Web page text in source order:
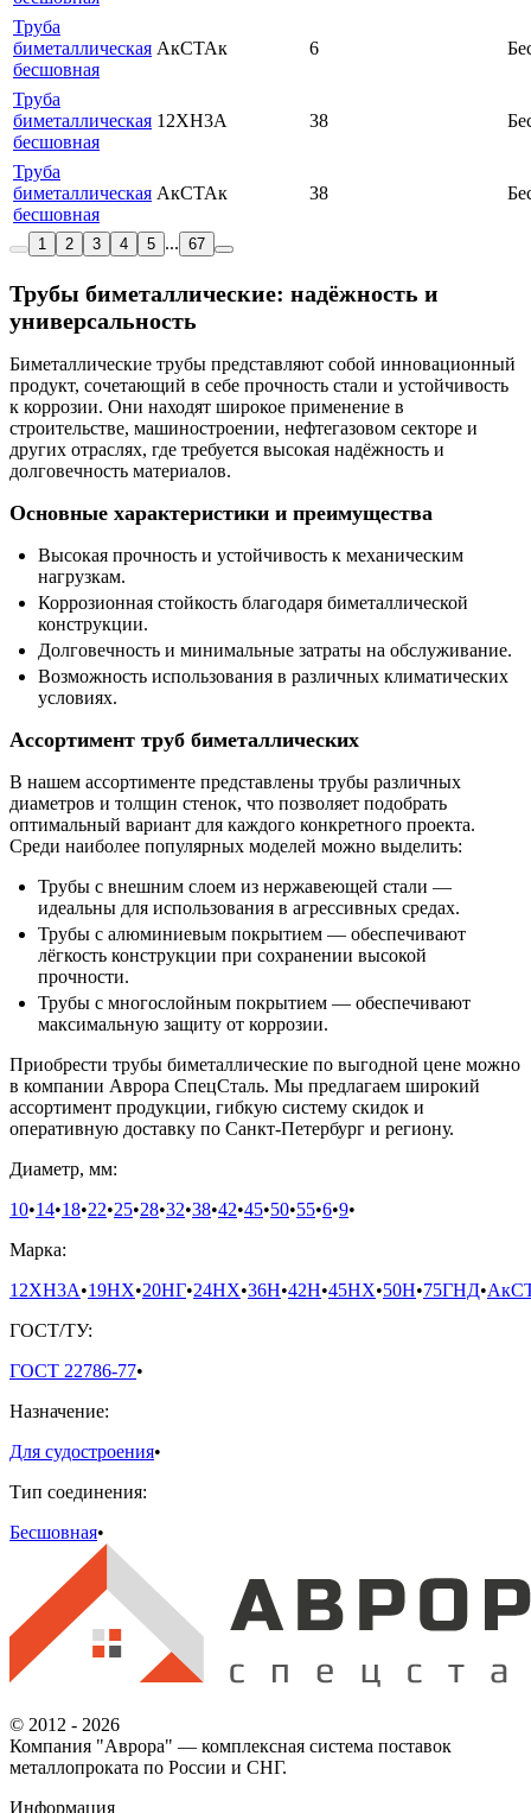
Труба
биметаллическая
бесшовная
АкСТАк 6
Труба
биметаллическая
бесшовная
12ХН3А 38
Труба
биметаллическая
бесшовная
АкСТАк 38
1 2 3 4 5 ... 67
Трубы биметаллические: надёжность и
универсальность
Биметаллические трубы представляют собой инновационный
продукт, сочетающий в себе прочность стали и устойчивость
к коррозии. Они находят широкое применение в
строительстве, машиностроении, нефтегазовом секторе и
других отраслях, где требуется высокая надёжность и
долговечность материалов.
Основные характеристики и преимущества
Высокая прочность и устойчивость к механическим
нагрузкам.
Коррозионная стойкость благодаря биметаллической
конструкции.
Долговечность и минимальные затраты на обслуживание.
Возможность использования в различных климатических
условиях.
Ассортимент труб биметаллических
В нашем ассортименте представлены трубы различных
диаметров и толщин стенок, что позволяет подобрать
оптимальный вариант для каждого конкретного проекта.
Среди наиболее популярных моделей можно выделить:
Трубы с внешним слоем из нержавеющей стали —
идеальны для использования в агрессивных средах.
Трубы с алюминиевым покрытием — обеспечивают
лёгкость конструкции при сохранении высокой
прочности.
Трубы с многослойным покрытием — обеспечивают
максимальную защиту от коррозии.
Приобрести трубы биметаллические по выгодной цене можно
в компании Аврора СпецСталь. Мы предлагаем широкий
ассортимент продукции, гибкую систему скидок и
оперативную доставку по Санкт-Петербург и региону.
Диаметр, мм:
10•14•18•22•25•28•32•38•42•45•50•55•6•9•
Марка:
12ХН3А•19НХ•20НГ•24НХ•36Н•42Н•45НХ•50Н•75ГНД•
ГОСТ/ТУ:
ГОСТ 22786-77•
Назначение:
Для судостроения•
Тип соединения:
Бесшовная•
© 2012 - 2026
Компания "Аврора" — комплексная система поставок
металлопроката по России и СНГ.
Информация